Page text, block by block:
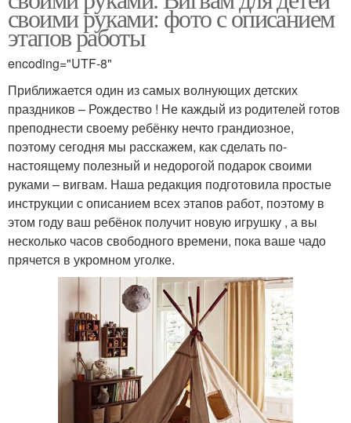
своими руками: фото с описанием
этапов работы
encoding="UTF-8"
Приближается один из самых волнующих детских
праздников – Рождество ! Не каждый из родителей готов
преподнести своему ребёнку нечто грандиозное,
поэтому сегодня мы расскажем, как сделать по-
настоящему полезный и недорогой подарок своими
руками – вигвам. Наша редакция подготовила простые
инструкции с описанием всех этапов работ, поэтому в
этом году ваш ребёнок получит новую игрушку , а вы
несколько часов свободного времени, пока ваше чадо
прячется в укромном уголке.